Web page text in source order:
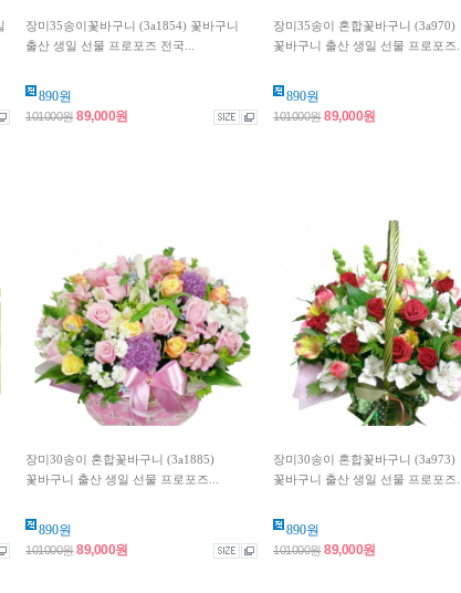
장미35송이꽃바구니 (3a1854) 꽃바구니
출산 생일 선물 프로포즈 전국...
890원
101000원89,000원
장미35송이 혼합꽃바구니 (3a970)
꽃바구니 출산 생일 선물 프로포즈...
890원
101000원89,000원
장미30송이 혼합꽃바구니 (3a1885)
꽃바구니 출산 생일 선물 프로포즈...
890원
101000원89,000원
장미30송이 혼합꽃바구니 (3a973)
꽃바구니 출산 생일 선물 프로포즈...
890원
101000원89,000원